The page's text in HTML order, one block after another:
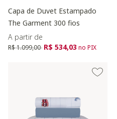
Capa de Duvet Estampado
The Garment 300 fios
A partir de
Preço reduzido de
R$ 1.099,00 para
R$ 534,03no PIX